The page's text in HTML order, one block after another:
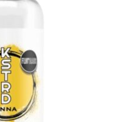
ん。